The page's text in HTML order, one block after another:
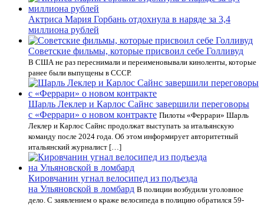
Актриса Мария Горбань отдохнула в наряде за 3,4
миллиона рублей
Советские фильмы, которые присвоил себе Голливуд
В США не раз переснимали и переименовывали киноленты, которые
ранее были выпущены в СССР.
Шарль Леклер и Карлос Сайнс завершили переговоры
с «Феррари» о новом контракте Пилоты «Феррари» Шарль
Леклер и Карлос Сайнс продолжат выступать за итальянскую
команду после 2024 года. Об этом информирует авторитетный
итальянский журналист […]
Кировчанин угнал велосипед из подъезда
на Ульяновской в ломбард В полиции возбудили уголовное
дело. С заявлением о краже велосипеда в полицию обратился 59-